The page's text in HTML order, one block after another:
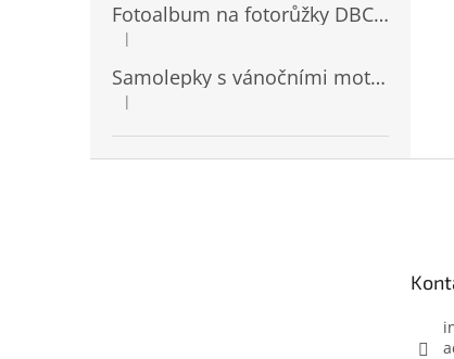
Fotoalbum na fotorůžky DBCL-30 Homage 2
Hodnocení produktu je 5 z 5 hvězdiček.
|
Samolepky s vánočními motivy 8 x 14,5 cm 10724
Hodnocení produktu je 4 z 5 hvězdiček.
|